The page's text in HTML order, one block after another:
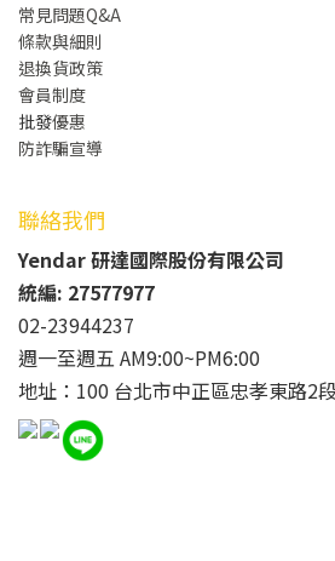
常見問題Q&A
條款與細則
退換貨政策
會員制度
批發優惠
防詐騙宣導
聯絡我們
Yendar 研達國際股份有限公司
統編: 27577977
02-23944237
週一至週五 AM9:00~PM6:00
地址：100 台北市中正區忠孝東路2